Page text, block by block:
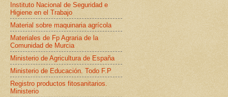
Instituto Nacional de Seguridad e
Higiene en el Trabajo
Material sobre maquinaria agrícola
Materiales de Fp Agraria de la
Comunidad de Murcia
Ministerio de Agricultura de España
Ministerio de Educación. Todo F.P
Registro productos fitosanitarios.
Ministerio